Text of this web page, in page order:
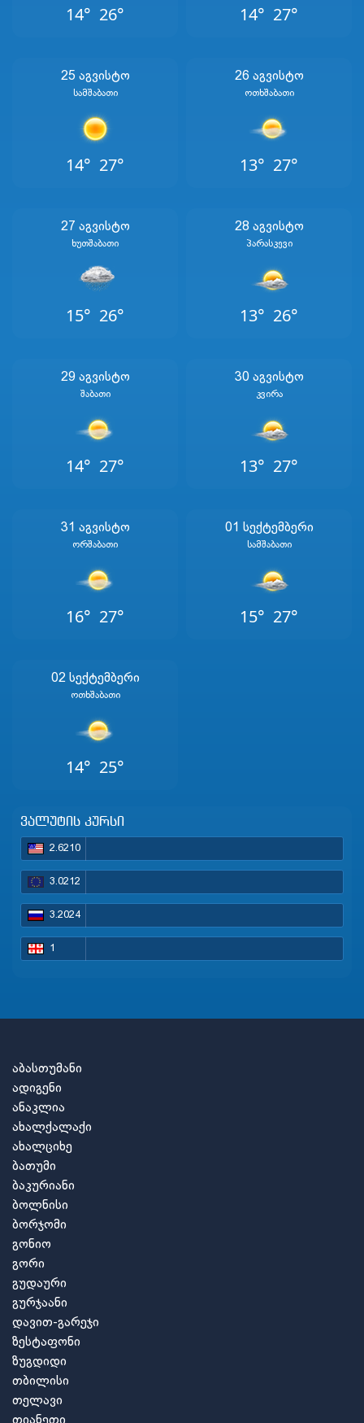
14° 26° 14° 27°
25 Აგვისტო
Სამშაბათი
14° 27°
26 Აგვისტო
Ოთხშაბათი
13° 27°
27 Აგვისტო
Ხუთშაბათი
15° 26°
28 Აგვისტო
Პარასკევი
13° 26°
29 Აგვისტო
Შაბათი
14° 27°
30 Აგვისტო
Კვირა
13° 27°
31 Აგვისტო
Ორშაბათი
16° 27°
01 Სექტემბერი
Სამშაბათი
15° 27°
02 Სექტემბერი
Ოთხშაბათი
14° 25°
ვალუტის კურსი
2.6210
3.0212
3.2024
1
აბასთუმანი
ადიგენი
ანაკლია
ახალქალაქი
ახალციხე
ბათუმი
ბაკურიანი
ბოლნისი
ბორჯომი
გონიო
გორი
გუდაური
გურჯაანი
დავით-გარეჯი
ზესტაფონი
ზუგდიდი
თბილისი
თელავი
თიანეთი